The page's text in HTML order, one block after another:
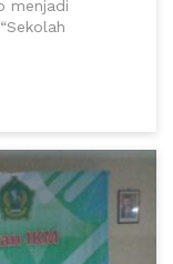
menjadi